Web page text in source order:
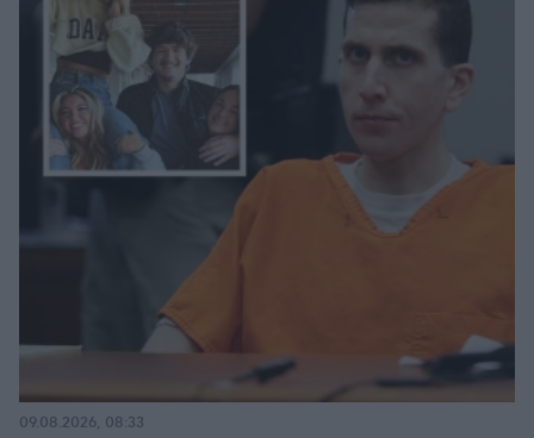
09.08.2026, 08:33